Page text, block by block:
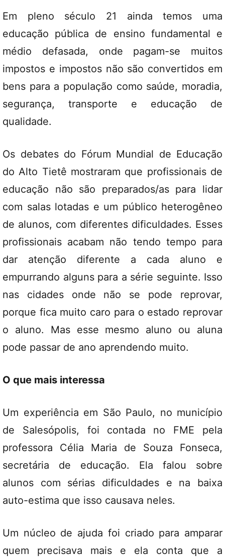
Em pleno século 21 ainda temos uma
educação pública de ensino fundamental e
médio defasada, onde pagam-se muitos
impostos e impostos não são convertidos em
bens para a população como saúde, moradia,
segurança, transporte e educação de
qualidade.
Os debates do Fórum Mundial de Educação
do Alto Tietê mostraram que profissionais de
educação não são preparados/as para lidar
com salas lotadas e um público heterogêneo
de alunos, com diferentes dificuldades. Esses
profissionais acabam não tendo tempo para
dar atenção diferente a cada aluno e
empurrando alguns para a série seguinte. Isso
nas cidades onde não se pode reprovar,
porque fica muito caro para o estado reprovar
o aluno. Mas esse mesmo aluno ou aluna
pode passar de ano aprendendo muito.
O que mais interessa
Um experiência em São Paulo, no município
de Salesópolis, foi contada no FME pela
professora Célia Maria de Souza Fonseca,
secretária de educação. Ela falou sobre
alunos com sérias dificuldades e na baixa
auto-estima que isso causava neles.
Um núcleo de ajuda foi criado para amparar
quem precisava mais e ela conta que a